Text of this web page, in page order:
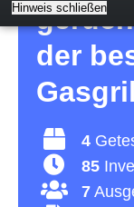
der
4
85
7
Hinweis schließen